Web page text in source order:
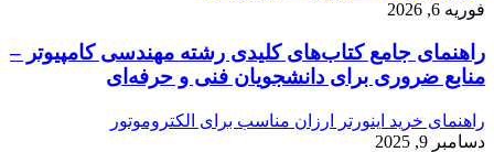
فوریه 6, 2026
راهنمای جامع کتاب‌های کلیدی رشته مهندسی کامپیوتر –
منابع ضروری برای دانشجویان فنی و حرفه‌ای
راهنمای خرید اینورتر ارزان مناسب برای الکتروموتور
دسامبر 9, 2025